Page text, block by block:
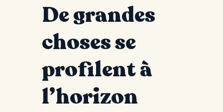
De grandes
choses se
profilent à
l’horizon